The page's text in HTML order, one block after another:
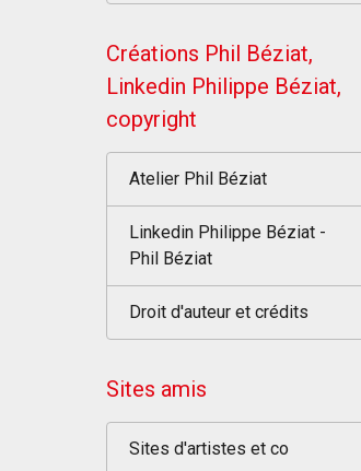
Créations Phil Béziat,
Linkedin Philippe Béziat,
copyright
Atelier Phil Béziat
Linkedin Philippe Béziat -
Phil Béziat
Droit d'auteur et crédits
Sites amis
Sites d'artistes et co